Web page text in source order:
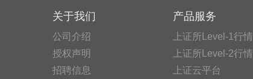
关于我们
公司介绍
授权声明
招聘信息
产品服务
上证所Level-1行情
上证所Level-2行情
上证云平台